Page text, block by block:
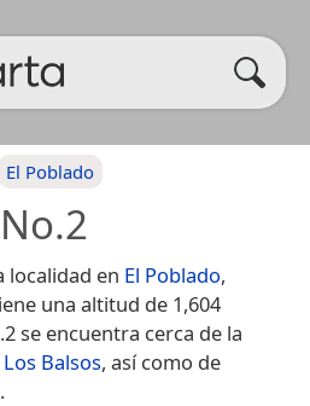
El Poblado
localidad en El Poblado,
una altitud de 1,604
se encuentra cerca de la
Balsos, así como de
.